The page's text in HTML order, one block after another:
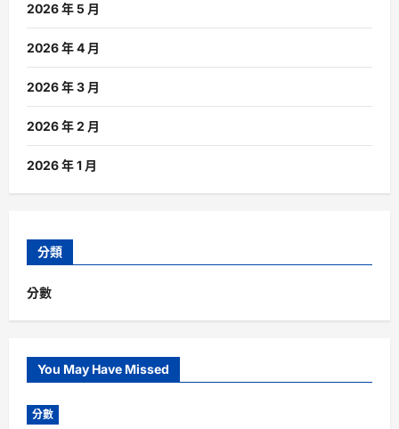
2026 年 5 月
2026 年 4 月
2026 年 3 月
2026 年 2 月
2026 年 1 月
分類
分數
You May Have Missed
分數